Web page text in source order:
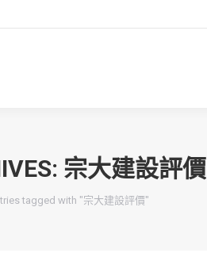
宗大建設評價
tagged with "宗大建設評價"